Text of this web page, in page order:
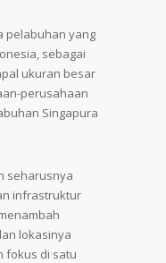
pelabuhan yang
sebagai
ukuran besar
perusahaan
Singapura
seharusnya
infrastruktur
lokasinya
fokus di satu